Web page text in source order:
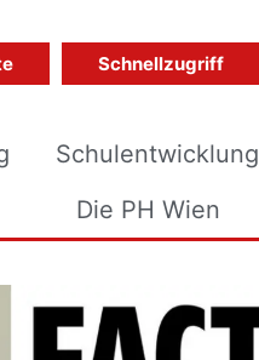
Schnellzugriff
Schulentwicklung
Die PH Wien